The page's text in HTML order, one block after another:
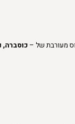
מעורבת של – כוסברה,